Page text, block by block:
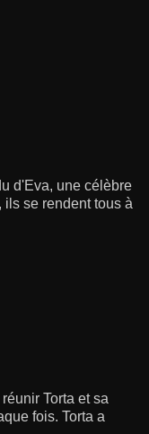
d'Eva, une célèbre
se rendent tous à
Torta et sa
fois. Torta a